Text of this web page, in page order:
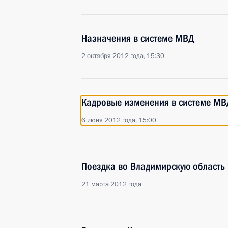
Назначения в системе МВД
2 октября 2012 года, 15:30
Кадровые изменения в системе
6 июня 2012 года, 15:00
Поездка во Владимирскую область
21 марта 2012 года